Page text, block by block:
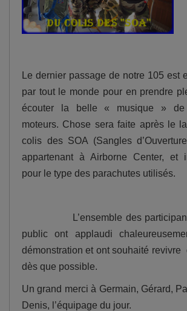
Le dernier passage de notre 105 est
par tout le monde pour en prendre
écouter la belle « musique » de
moteurs. Chose sera faite après le
colis des SOA (Sangles
appartenant à Airborne Center, et
pour le type des parachutes utilisés.
L’ensemble des
public ont applaudi
démonstration et ont souhaité revivre
dès que possible.
Un grand merci à Germain, Gérard,
Denis, l’équipage du jour.